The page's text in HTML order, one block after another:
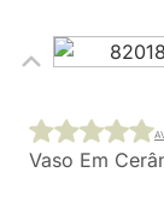
Vaso Em